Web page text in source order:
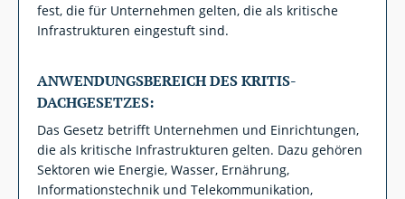
fest, die für Unternehmen gelten, die als kritische
Infrastrukturen eingestuft sind.
ANWENDUNGSBEREICH DES KRITIS-
DACHGESETZES:
Das Gesetz betrifft Unternehmen und Einrichtungen,
die als kritische Infrastrukturen gelten. Dazu gehören
Sektoren wie Energie, Wasser, Ernährung,
Informationstechnik und Telekommunikation,